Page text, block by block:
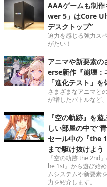
AAAゲームも制
wer 5」はCore
デスクトップ”
迫力を感じる強力ス
がたい！
アニマや新要素
erse新作『崩壊：
「進化テスト」を
さまざまなアニマと
が増したバトルなど
『空の軌跡』を
しい部屋の中で“
セール中の『the
まで駆け抜けよう
『空の軌跡 the 2nd
he 1st』から遊び始
ムシステムや新要素
力を紹介します。